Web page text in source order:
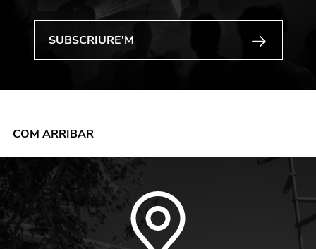
COM ARRIBAR